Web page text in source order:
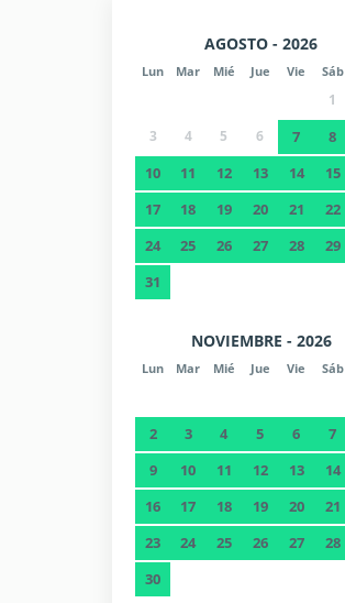
AGOSTO - 2026
Lun Mar Mié Jue Vie Sáb
1
3
4 5 6 7 8
10
11 12 13 14 15
17
18 19 20 21 22
24
25 26 27 28 29
31
NOVIEMBRE - 2026
Lun Mar Mié Jue Vie Sáb
2
3 4 5 6 7
9
10 11 12 13 14
16
17 18 19 20 21
23
24 25 26 27 28
30